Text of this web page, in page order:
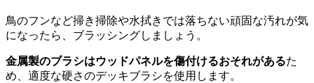
鳥のフンなど掃き掃除や水拭きでは落ちない頑固な汚れが気
になったら、ブラッシングしましょう。
金属製のブラシはウッドパネルを傷付けるおそれがあるた
め、適度な硬さのデッキブラシを使用します。